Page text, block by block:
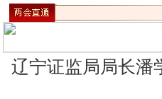
辽宁证监局局长潘